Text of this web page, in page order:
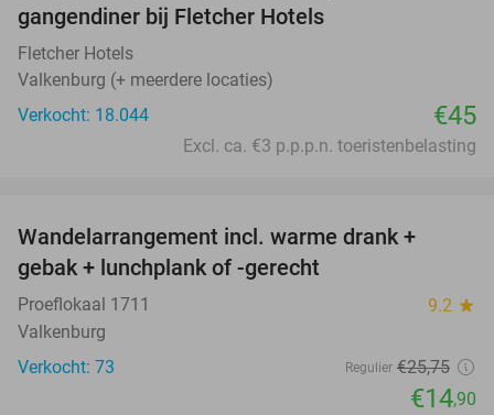
gangendiner bij Fletcher Hotels
Fletcher Hotels
Valkenburg (+ meerdere locaties)
Verkocht: 18.044
€45
Excl. ca. €3 p.p.p.n. toeristenbelasting
Wandelarrangement incl. warme drank +
gebak + lunchplank of -gerecht
Proeflokaal 1711 9.2 star
Valkenburg
Verkocht: 73
Regulier €25,75
€14,90